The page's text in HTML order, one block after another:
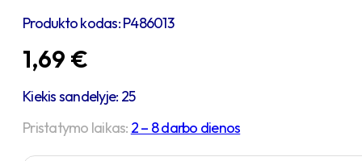
Produkto kodas:P486013
1,69 €
Kiekis sandelyje: 25
Pristatymo laikas: 2 – 8 darbo dienos